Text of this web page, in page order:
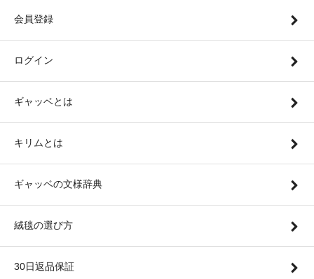
会員登録
ログイン
ギャッベとは
キリムとは
ギャッベの文様辞典
絨毯の選び方
30日返品保証